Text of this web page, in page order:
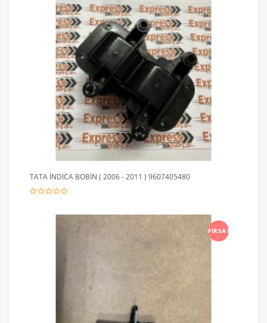
TATA İNDİCA BOBİN ( 2006 - 2011 ) 9607405480
FIRSAT